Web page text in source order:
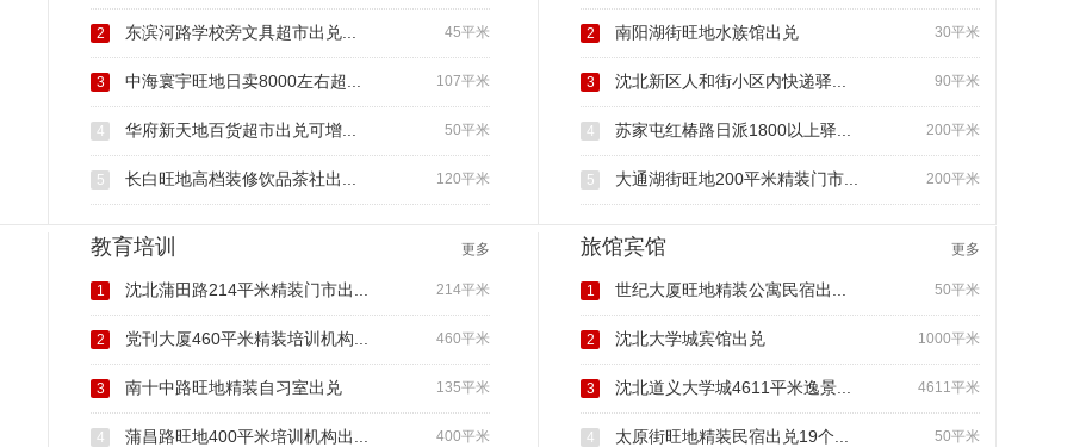
45平米
2 东滨河路学校旁文具超市出兑...
107平米
3 中海寰宇旺地日卖8000左右超...
50平米
4 华府新天地百货超市出兑可增...
120平米
5 长白旺地高档装修饮品茶社出...
30平米
2 南阳湖街旺地水族馆出兑
90平米
3 沈北新区人和街小区内快递驿...
200平米
4 苏家屯红椿路日派1800以上驿...
200平米
5 大通湖街旺地200平米精装门市...
教育培训 更多
214平米
1 沈北蒲田路214平米精装门市出...
460平米
2 党刊大厦460平米精装培训机构...
135平米
3 南十中路旺地精装自习室出兑
400平米
4 蒲昌路旺地400平米培训机构出...
旅馆宾馆 更多
50平米
1 世纪大厦旺地精装公寓民宿出...
1000平米
2 沈北大学城宾馆出兑
4611平米
3 沈北道义大学城4611平米逸景...
50平米
4 太原街旺地精装民宿出兑19个...